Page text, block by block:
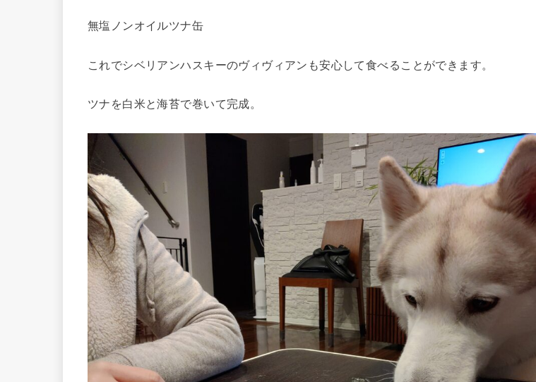
無塩ノンオイルツナ缶
これでシベリアンハスキーのヴィヴィアンも安心して食べることができます。
ツナを白米と海苔で巻いて完成。